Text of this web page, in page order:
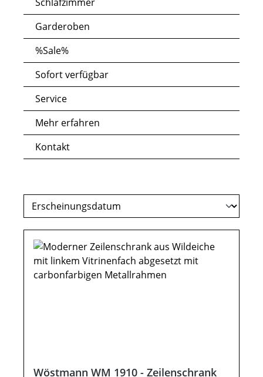
Garderoben
%Sale%
Sofort verfügbar
Service
Mehr erfahren
Kontakt
Wöstmann WM 1910 - Zeilenschrank